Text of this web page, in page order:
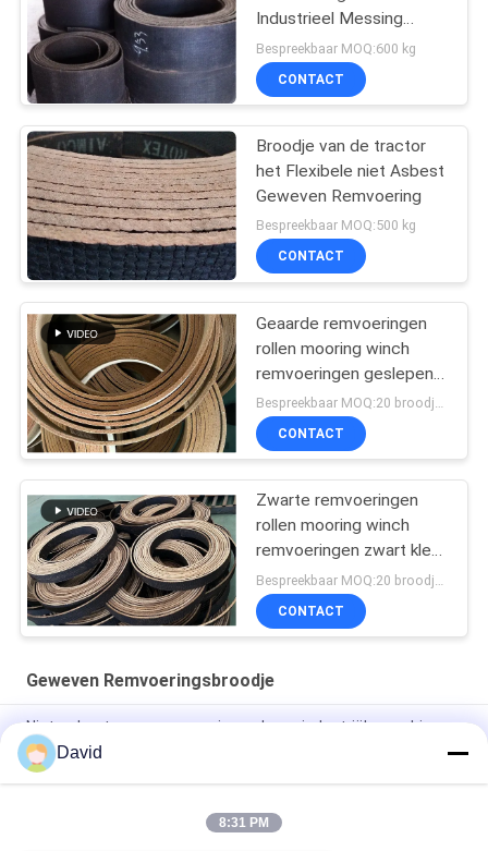
Industrieel Messing
Draad Versterkt Crane
Usage
Bespreekbaar MOQ:600 kg
CONTACT
Broodje van de tractor
het Flexibele niet Asbest
Geweven Remvoering
Bespreekbaar MOQ:500 kg
CONTACT
Geaarde remvoeringen
rollen mooring winch
remvoeringen geslepen
geweven remvoeringenBespreekbaar MOQ:20 broodjes
CONTACT
Zwarte remvoeringen
rollen mooring winch
remvoeringen zwart kleur
geweven remvoeringenBespreekbaar MOQ:20 broodjes
CONTACT
Geweven Remvoeringsbroodje
Niet-asbestwoven remvoeringsrol voor industriële machines
Asbestvrij gebonden remvoeringsrol voor suikerfabrieken,
trekkers, kraanheftrucks
Flexibele lier windas geweven remvoering rol voor kaapstander
David
8:31 PM